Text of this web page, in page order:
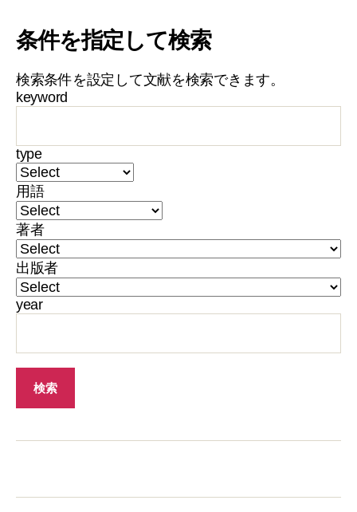
条件を指定して検索
検索条件を設定して文献を検索できます。
keyword
type
用語
著者
出版者
year